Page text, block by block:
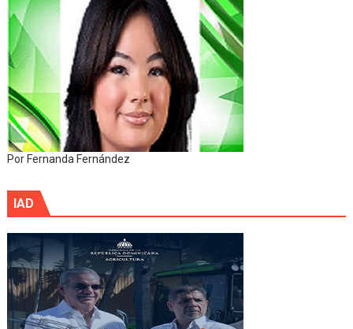
Por Fernanda Fernández
IAD